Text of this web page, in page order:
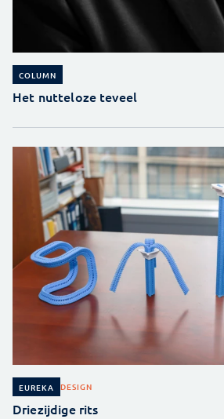
COLUMN
Het nutteloze teveel
EUREKA DESIGN
Driezijdige rits